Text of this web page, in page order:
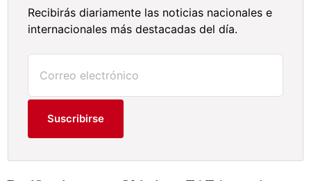
Recibirás diariamente las noticias nacionales e
internacionales más destacadas del día.
Suscribirse